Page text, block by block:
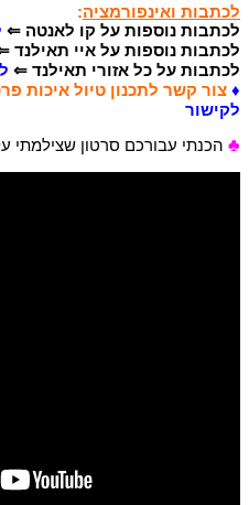
לכתבות ואינפורמציה:
לכתבות נוספות על קו לאנטה ⇐
לכתבות נוספות על איי תאילנד
לכתבות על כל אזורי תאילנד ⇐
♦ צור קשר לתכנון טיול איכות
לקישור
♣ הכנתי עבורכם סרטון שצילמתי